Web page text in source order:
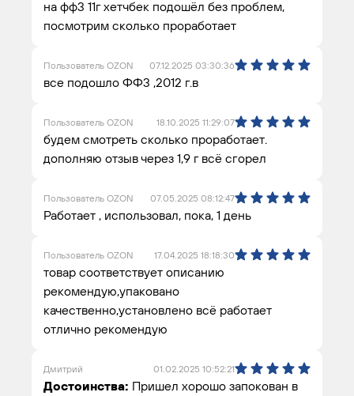
на фф3 11г хетчбек подошёл без проблем,
посмотрим сколько проработает
Пользователь OZON 07.12.2025 03:30:36
все подошло ФФ3 ,2012 г.в
Пользователь OZON 18.10.2025 11:29:07
будем смотреть сколько проработает.
дополняю отзыв через 1,9 г всё сгорел
Пользователь OZON 07.05.2025 08:12:47
Работает , использовал, пока, 1 день
Пользователь OZON 17.04.2025 18:18:30
товар соответствует описанию
рекомендую,упаковано
качественно,установлено всё работает
отлично рекомендую
Дмитрий 01.02.2025 10:52:21
Достоинства: Пришел хорошо запокован в